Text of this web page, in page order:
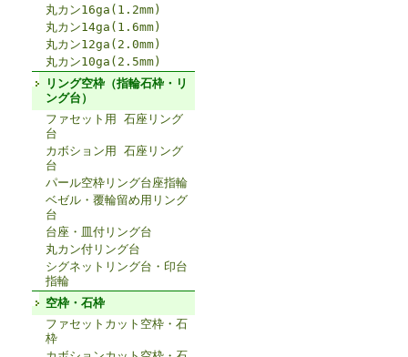
丸カン16ga(1.2mm)
丸カン14ga(1.6mm)
丸カン12ga(2.0mm)
丸カン10ga(2.5mm)
リング空枠（指輪石枠・リ
ング台）
ファセット用 石座リング
台
カボション用 石座リング
台
パール空枠リング台座指輪
ベゼル・覆輪留め用リング
台
台座・皿付リング台
丸カン付リング台
シグネットリング台・印台
指輪
空枠・石枠
ファセットカット空枠・石
枠